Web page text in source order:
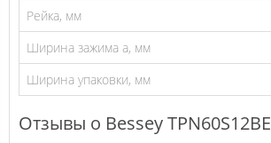
Рейка, мм
Ширина зажима а, мм
Ширина упаковки, мм
Отзывы о Bessey TPN60S12BE